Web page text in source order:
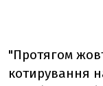
"Протягом
котирування